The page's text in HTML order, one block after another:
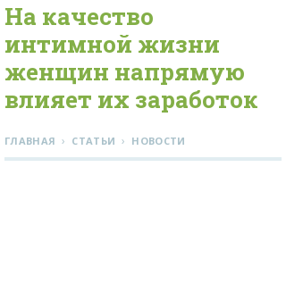
На качество
интимной жизни
женщин напрямую
влияет их заработок
ГЛАВНАЯ › СТАТЬИ › НОВОСТИ